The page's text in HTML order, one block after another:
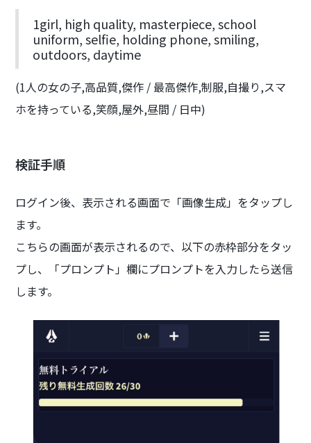
1girl, high quality, masterpiece, school
uniform, selfie, holding phone, smiling,
outdoors, daytime
(1人の女の子,高品質,傑作 / 最高傑作,制服,自撮り,スマ
ホを持っている,笑顔,屋外,昼間 / 日中)
検証手順
ログイン後、表示される画面で「画像生成」をタップし
ます。
こちらの画面が表示されるので、以下の赤枠部分をタッ
プし、「プロンプト」欄にプロンプトを入力したら送信
します。